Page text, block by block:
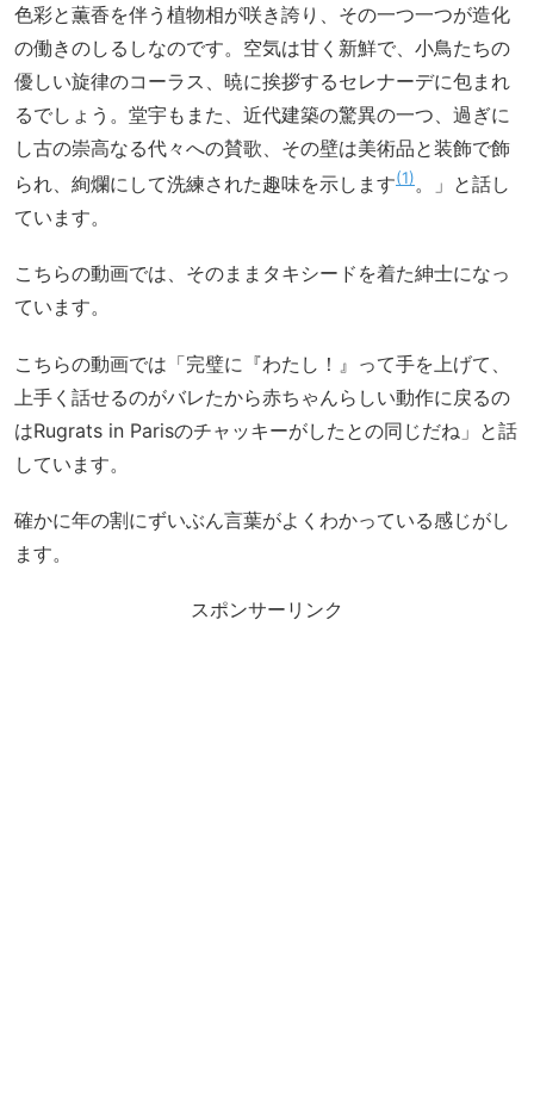
色彩と薫香を伴う植物相が咲き誇り、その一つ一つが造化
の働きのしるしなのです。空気は甘く新鮮で、小鳥たちの
優しい旋律のコーラス、暁に挨拶するセレナーデに包まれ
るでしょう。堂宇もまた、近代建築の驚異の一つ、過ぎに
し古の崇高なる代々への賛歌、その壁は美術品と装飾で飾
られ、絢爛にして洗練された趣味を示します 1 。」と話し
ています。
こちらの動画では、そのままタキシードを着た紳士になっ
ています。
こちらの動画では「完璧に『わたし！』って手を上げて、
上手く話せるのがバレたから赤ちゃんらしい動作に戻るの
はRugrats in Parisのチャッキーがしたとの同じだね」と話
しています。
確かに年の割にずいぶん言葉がよくわかっている感じがし
ます。
スポンサーリンク